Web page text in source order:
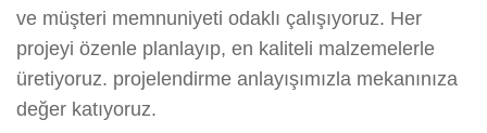
ve müşteri memnuniyeti odaklı çalışıyoruz. Her
projeyi özenle planlayıp, en kaliteli malzemelerle
üretiyoruz. projelendirme anlayışımızla mekanınıza
değer katıyoruz.